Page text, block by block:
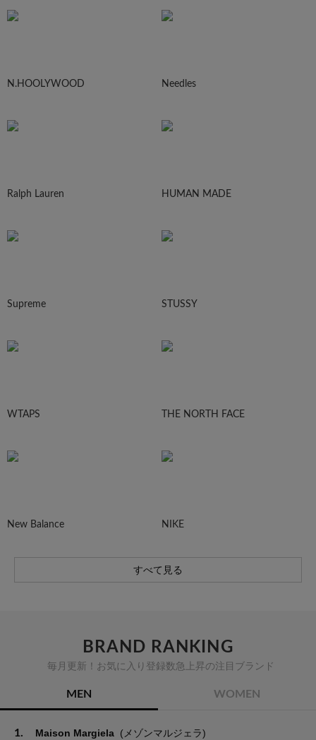
N.HOOLYWOOD Needles
Ralph Lauren HUMAN MADE
Supreme STUSSY
WTAPS THE NORTH FACE
New Balance NIKE
すべて見る
BRAND RANKING
毎月更新！お気に入り登録数急上昇の注目ブランド
MEN WOMEN
1. Maison Margiela (メゾンマルジェラ)